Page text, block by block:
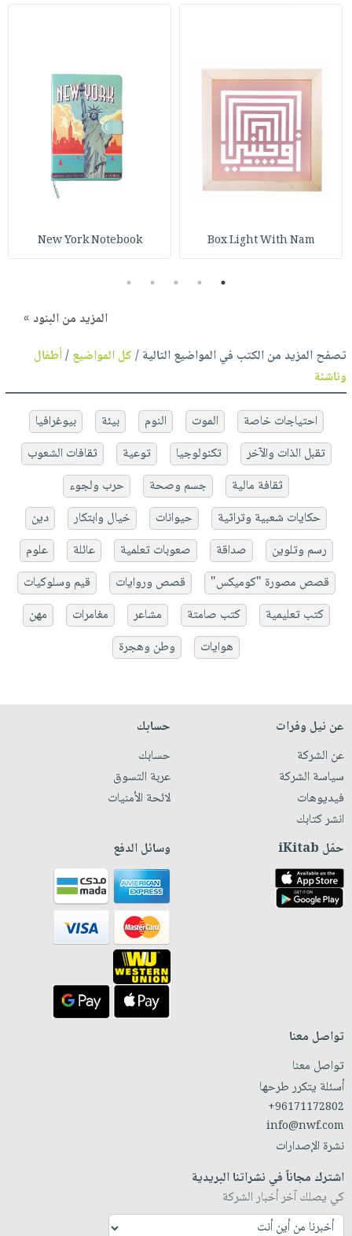
Box Light With Nam
New York Notebook
1
2
3
4
5
المزيد من البنود »
تصفح المزيد من الكتب في المواضيع التالية /كل المواضيع/أطفال
وناشئة
احتياجات خاصة الموت النوم بيئة
بيوغرافيا
تقبل الذات والآخر
تكنولوجيا توعية
ثقافات الشعوب
ثقافة مالية
جسم وصحة
حرب ولجوء
حكايات شعبية وتراثية
حيوانات خيال وابتكار
دين
رسم وتلوين
صداقة صعوبات تعلمية عائلة
علوم
قصص مصورة "كوميكس"
قصص وروايات
قيم وسلوكيات
كتب تعليمية
كتب صامتة مشاعر مغامرات
مهن
هوايات
وطن وهجرة
عن نيل وفرات
عن الشركة
سياسة الشركة
فيديوهات
انشر كتابك
حسابك
حسابك
عربة التسوق
لائحة الأمنيات
حمّل iKitab وسائل الدفع
تواصل معنا
تواصل معنا
أسئلة يتكرر طرحها
+96171172802
info@nwf.com
نشرة الإصدارات
اشترك مجاناً في نشراتنا البريدية
كي يصلك آخر أخبار الشركة